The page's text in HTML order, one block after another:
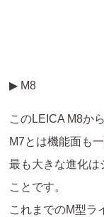
▶ M8
このLEICA M8か
M7とは機能面も
最も大きな進化は
ことです。
これまでのM型ラ